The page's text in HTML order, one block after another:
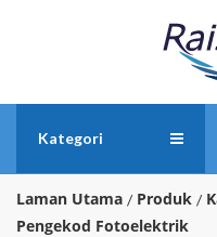
Kategori
Laman Utama Produk
Pengekod Fotoelektrik